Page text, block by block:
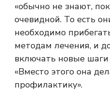
«обычно не знают,
очевидной. То есть
необходимо
методам лечения, и
включать новые шаги
«Вместо этого она
профилактику».